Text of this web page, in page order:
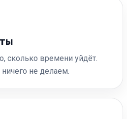
сколько времени уйдёт.
не делаем.